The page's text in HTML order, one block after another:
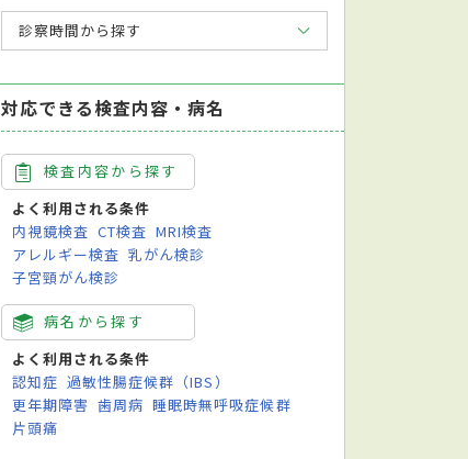
診察時間から探す
対応できる検査内容・病名
検査内容から探す
よく利用される条件
内視鏡検査 CT検査 MRI検査
アレルギー検査 乳がん検診
子宮頸がん検診
病名から探す
よく利用される条件
認知症 過敏性腸症候群（IBS）
更年期障害 歯周病 睡眠時無呼吸症候群
片頭痛